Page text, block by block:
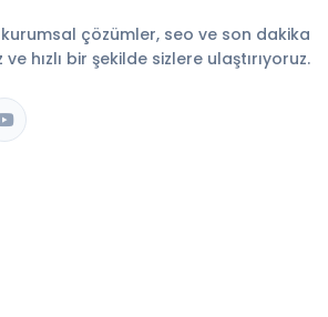
çözümler, seo ve son dakika
hızlı bir şekilde sizlere ulaştırıyoruz.